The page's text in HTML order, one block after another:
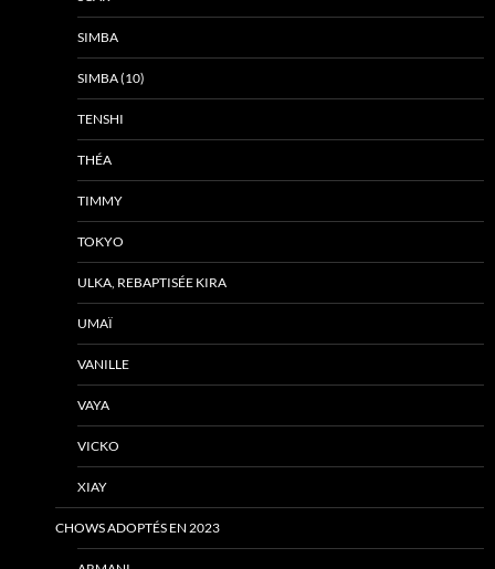
SIMBA
SIMBA (10)
TENSHI
THÉA
TIMMY
TOKYO
ULKA, REBAPTISÉE KIRA
UMAÏ
VANILLE
VAYA
VICKO
XIAY
CHOWS ADOPTÉS EN 2023